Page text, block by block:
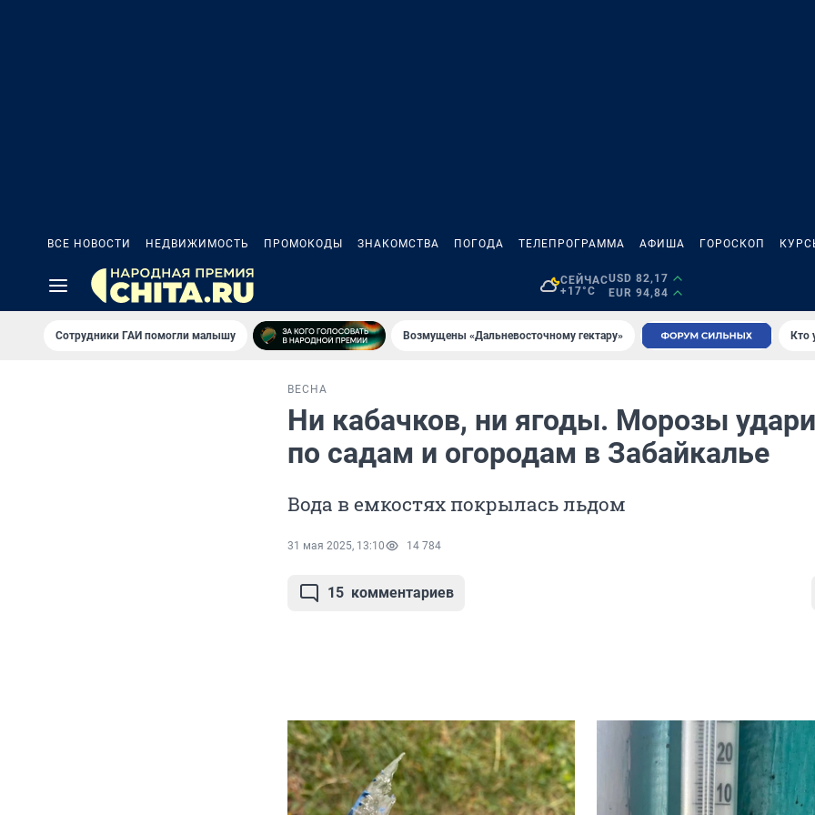
ВСЕ НОВОСТИ НЕДВИЖИМОСТЬ ПРОМОКОДЫ ЗНАКОМСТВА ПОГОДА ТЕЛЕПРОГРАММА АФИША ГОРОСКОП
СЕЙЧАС
+17°C
USD 82,17
EUR 94,84
Сотрудники ГАИ помогли малышу Возмущены «Дальневосточному гектару» Кто
ВЕСНА
Ни кабачков, ни ягоды. Морозы
по садам и огородам в Забайкалье
Вода в емкостях покрылась льдом
31 мая 2025, 13:10 14 784
15 комментариев